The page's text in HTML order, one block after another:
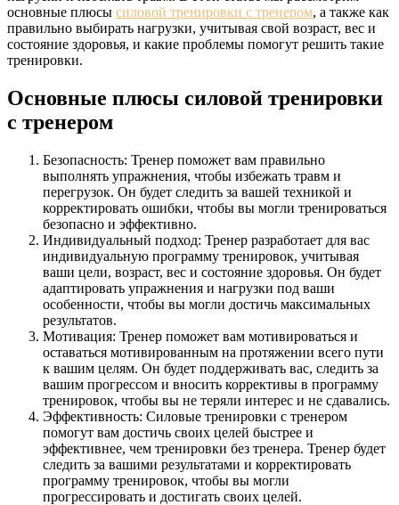
основные плюсы силовой тренировки с тренером, а также как
правильно выбирать нагрузки, учитывая свой возраст, вес и
состояние здоровья, и какие проблемы помогут решить такие
тренировки.
Основные плюсы силовой тренировки
с тренером
Безопасность: Тренер поможет вам правильно
выполнять упражнения, чтобы избежать травм и
перегрузок. Он будет следить за вашей техникой и
корректировать ошибки, чтобы вы могли тренироваться
безопасно и эффективно.
Индивидуальный подход: Тренер разработает для вас
индивидуальную программу тренировок, учитывая
ваши цели, возраст, вес и состояние здоровья. Он будет
адаптировать упражнения и нагрузки под ваши
особенности, чтобы вы могли достичь максимальных
результатов.
Мотивация: Тренер поможет вам мотивироваться и
оставаться мотивированным на протяжении всего пути
к вашим целям. Он будет поддерживать вас, следить за
вашим прогрессом и вносить коррективы в программу
тренировок, чтобы вы не теряли интерес и не сдавались.
Эффективность: Силовые тренировки с тренером
помогут вам достичь своих целей быстрее и
эффективнее, чем тренировки без тренера. Тренер будет
следить за вашими результатами и корректировать
программу тренировок, чтобы вы могли
прогрессировать и достигать своих целей.